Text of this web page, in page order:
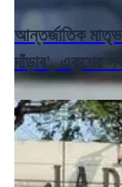
আন্তর্জাতিক
দাঁড়াব', একুশের